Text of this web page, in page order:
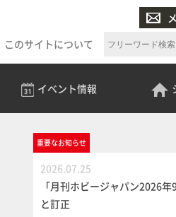
このサイトについて
イベント情報
重要なお知らせ
2026.07.25
「月刊ホビージャパン2026
と訂正